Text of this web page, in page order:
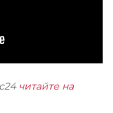
читайте на